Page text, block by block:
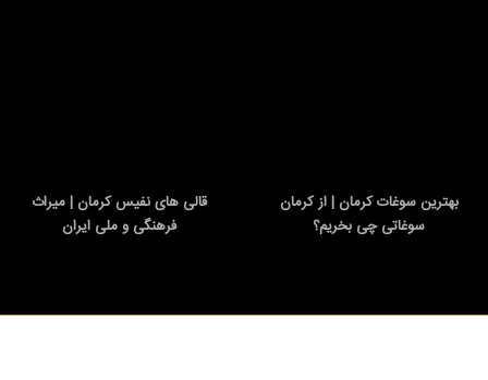
بهترین سوغات کرمان | از کرمان
سوغاتی چی بخریم؟
قالی های نفیس کرمان | میراث
فرهنگی و ملی ایران